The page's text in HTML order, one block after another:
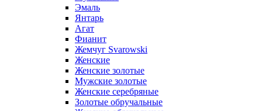
Эмаль
Янтарь
Агат
Фианит
Жемчуг Svarowski
Женские
Женские золотые
Мужские золотые
Женские серебряные
Золотые обручальные